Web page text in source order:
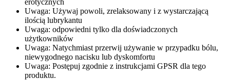
erotycznych
Uwaga: Używaj powoli, zrelaksowany i z wystarczającą
ilością lubrykantu
Uwaga: odpowiedni tylko dla doświadczonych
użytkowników
Uwaga: Natychmiast przerwij używanie w przypadku bólu,
niewygodnego nacisku lub dyskomfortu
Uwaga: Postępuj zgodnie z instrukcjami GPSR dla tego
produktu.